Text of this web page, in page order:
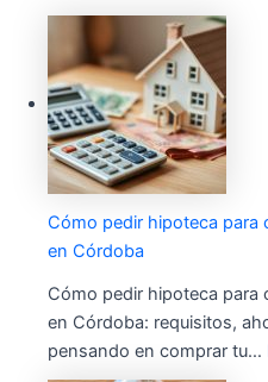
Cómo pedir hipoteca para
en Córdoba
Cómo pedir hipoteca para
en Córdoba: requisitos,
pensando en comprar tu…